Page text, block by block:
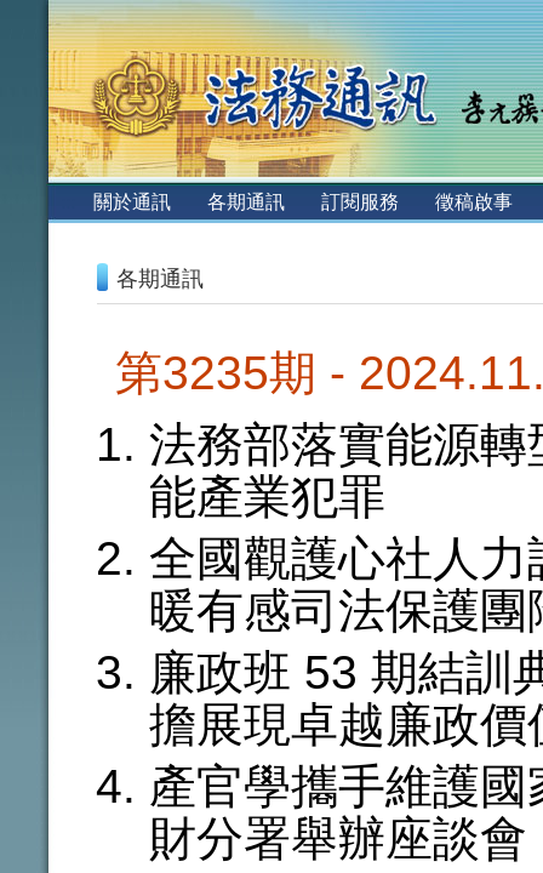
關於通訊 各期通訊 訂閱服務
徵稿啟事
各期通訊
第3235期 -
法務部落實能源
能產業犯罪
全國觀護心社人
暖有感司法保護團
廉政班 53 期結
擔展現卓越廉政價
產官學攜手維護
財分署舉辦座談會